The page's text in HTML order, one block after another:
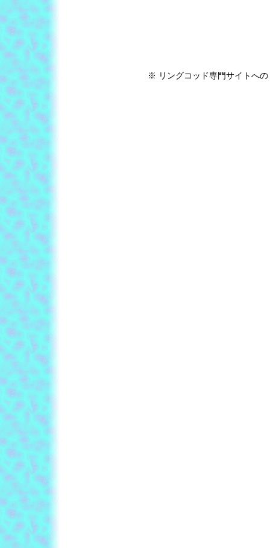
※ リングコッド専門サイトへの